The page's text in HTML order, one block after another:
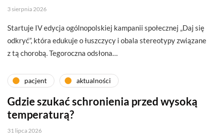
3 sierpnia 2026
Startuje IV edycja ogólnopolskiej kampanii społecznej „Daj się
odkryć”, która edukuje o łuszczycy i obala stereotypy związane
z tą chorobą. Tegoroczna odsłona…
pacjent aktualności
Gdzie szukać schronienia przed wysoką
temperaturą?
31 lipca 2026